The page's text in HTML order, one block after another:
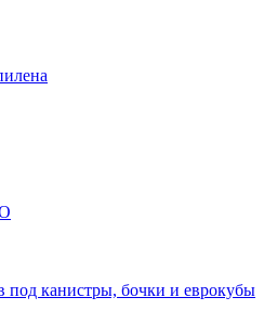
под канистры, бочки и еврокубы